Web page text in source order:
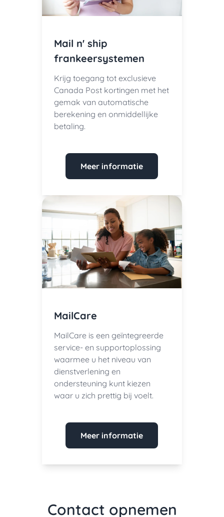
Mail n' ship
frankeersystemen
Krijg toegang tot exclusieve
Canada Post kortingen met het
gemak van automatische
berekening en onmiddellijke
betaling.
Meer informatie
MailCare
MailCare is een geïntegreerde
service- en supportoplossing
waarmee u het niveau van
dienstverlening en
ondersteuning kunt kiezen
waar u zich prettig bij voelt.
Meer informatie
Contact opnemen